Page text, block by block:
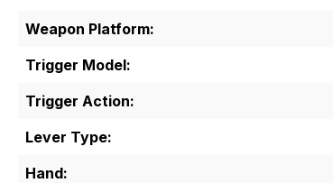
Weapon Platform:
Trigger Model:
Trigger Action:
Lever Type:
Hand: